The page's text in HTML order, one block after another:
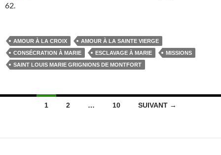
62.
AMOUR À LA CROIX
AMOUR À LA SAINTE VIERGE
CONSÉCRATION À MARIE
ESCLAVAGE À MARIE
MISSIONS
SAINT LOUIS MARIE GRIGNIONS DE MONTFORT
Navigation
articles
1 2 … 10 SUIVANT →